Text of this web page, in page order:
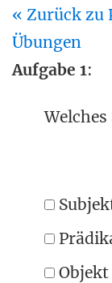
« Zurück zu
Übungen
Aufgabe 1:
Objekt